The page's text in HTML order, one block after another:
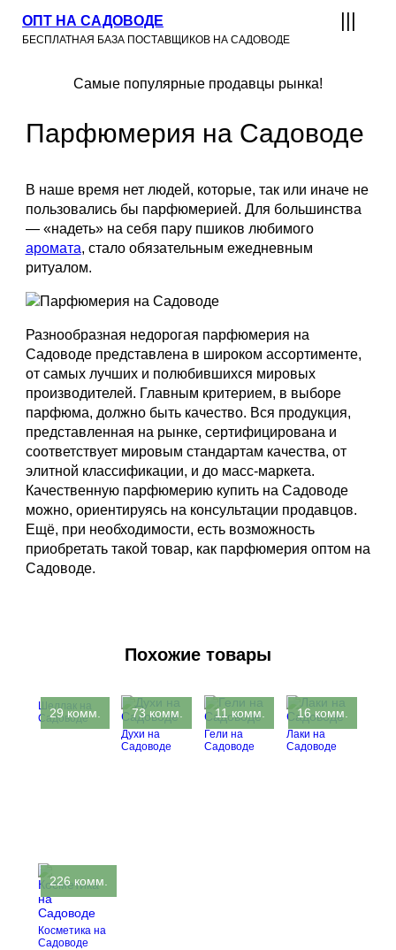
ОПТ НА САДОВОДЕ
БЕСПЛАТНАЯ БАЗА ПОСТАВЩИКОВ НА САДОВОДЕ
Самые популярные продавцы рынка!
Парфюмерия на Садоводе
В наше время нет людей, которые, так или иначе не
пользовались бы парфюмерией. Для большинства
— «надеть» на себя пару пшиков любимого
аромата, стало обязательным ежедневным
ритуалом.
Разнообразная недорогая парфюмерия на
Садоводе представлена в широком ассортименте,
от самых лучших и полюбившихся мировых
производителей. Главным критерием, в выборе
парфюма, должно быть качество. Вся продукция,
представленная на рынке, сертифицирована и
соответствует мировым стандартам качества, от
элитной классификации, и до масс-маркета.
Качественную парфюмерию купить на Садоводе
можно, ориентируясь на консультации продавцов.
Ещё, при необходимости, есть возможность
приобретать такой товар, как парфюмерия оптом на
Садоводе.
Похожие товары
29 комм.
Шеллак на
Садоводе
73 комм.
Духи на
Садоводе
11 комм.
Гели на
Садоводе
16 комм.
Лаки на
Садоводе
226 комм.
Косметика на
Садоводе